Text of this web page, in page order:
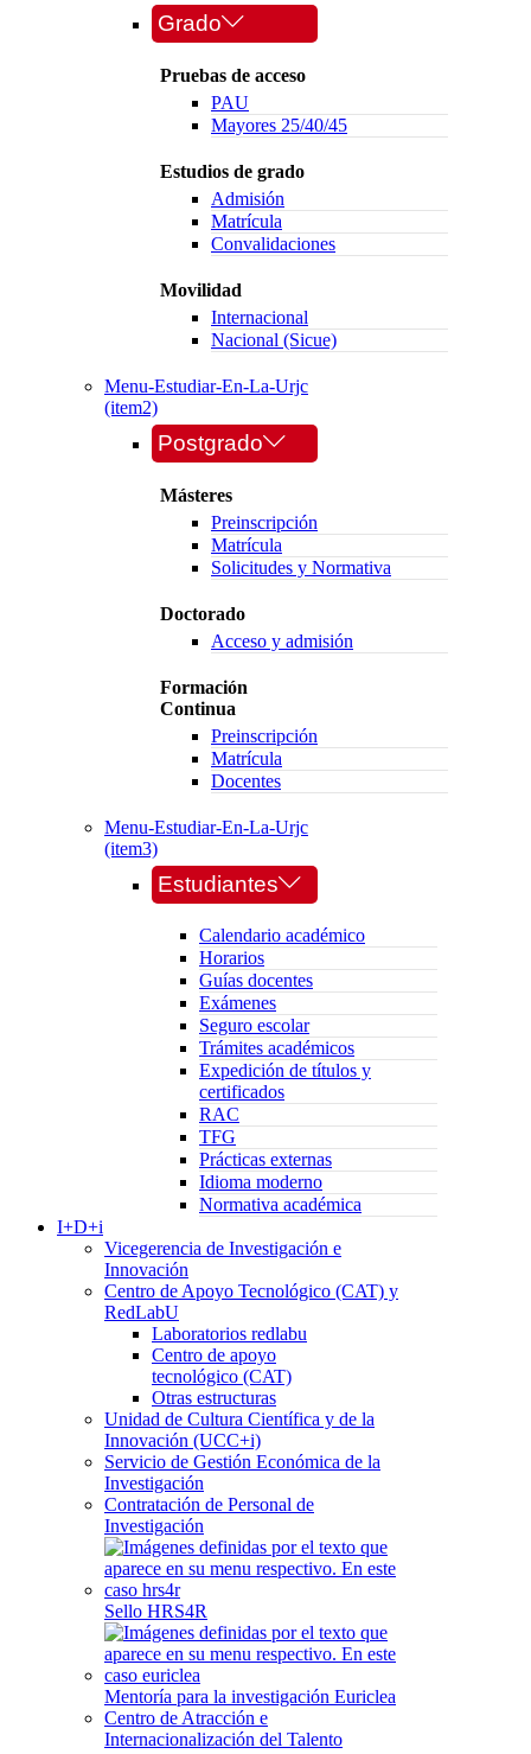
Grado
Pruebas de acceso
PAU
Mayores 25/40/45
Estudios de grado
Admisión
Matrícula
Convalidaciones
Movilidad
Internacional
Nacional (Sicue)
Menu-Estudiar-En-La-Urjc
(item2)
Postgrado
Másteres
Preinscripción
Matrícula
Solicitudes y Normativa
Doctorado
Acceso y admisión
Formación
Continua
Preinscripción
Matrícula
Docentes
Menu-Estudiar-En-La-Urjc
(item3)
Estudiantes
Calendario académico
Horarios
Guías docentes
Exámenes
Seguro escolar
Trámites académicos
Expedición de títulos y
certificados
RAC
TFG
Prácticas externas
Idioma moderno
Normativa académica
I+D+i
Vicegerencia de Investigación e
Innovación
Centro de Apoyo Tecnológico (CAT) y
RedLabU
Laboratorios redlabu
Centro de apoyo
tecnológico (CAT)
Otras estructuras
Unidad de Cultura Científica y de la
Innovación (UCC+i)
Servicio de Gestión Económica de la
Investigación
Contratación de Personal de
Investigación
Sello HRS4R
Mentoría para la investigación Euriclea
Centro de Atracción e
Internacionalización del Talento